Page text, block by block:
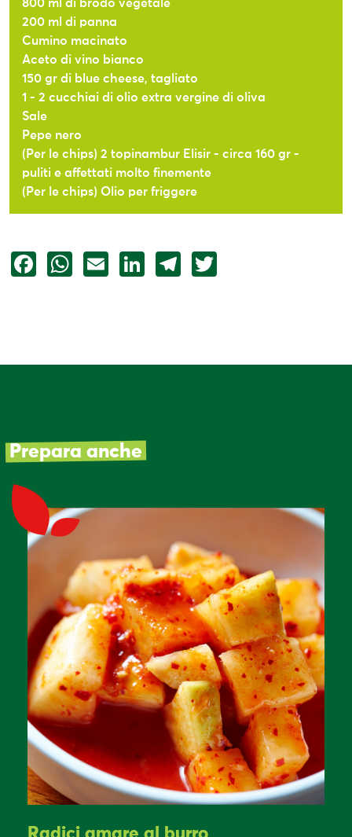
800 ml di brodo vegetale
200 ml di panna
Cumino macinato
Aceto di vino bianco
150 gr di blue cheese, tagliato
1 - 2 cucchiai di olio extra vergine di oliva
Sale
Pepe nero
(Per le chips) 2 topinambur Elisir - circa 160 gr -
puliti e affettati molto finemente
(Per le chips) Olio per friggere
FacebookWhatsApp
Email LinkedInTelegram
Prepara anche